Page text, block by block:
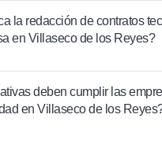
la redacción de contratos
en Villaseco de los Reyes?
deben cumplir las
en Villaseco de los